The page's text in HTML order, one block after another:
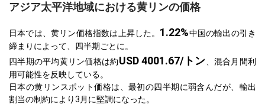
アジア太平洋地域における黄リンの価格
日本では、黄リン価格指数は上昇した。 1.22%中国の輸出の引き
締まりによって、四半期ごとに。
四半期の平均黄リン価格は約USD 4001.67/トン、混合月間利
用可能性を反映している。
日本の黄リンスポット価格は、最初の四半期に弱含んだが、輸出
割当の制約により3月に堅調になった。